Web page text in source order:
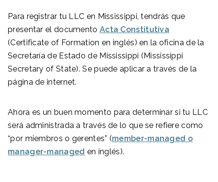
Para registrar tu LLC en Mississippi, tendrás que
presentar el documento Acta Constitutiva
(Certificate of Formation en inglés) en la oficina de la
Secretaría de Estado de Mississippi (Mississippi
Secretary of State). Se puede aplicar a través de la
página de internet.
Ahora es un buen momento para determinar si tu LLC
será administrada a través de lo que se refiere como
“por miembros o gerentes” (member-managed o
manager-managed en inglés).